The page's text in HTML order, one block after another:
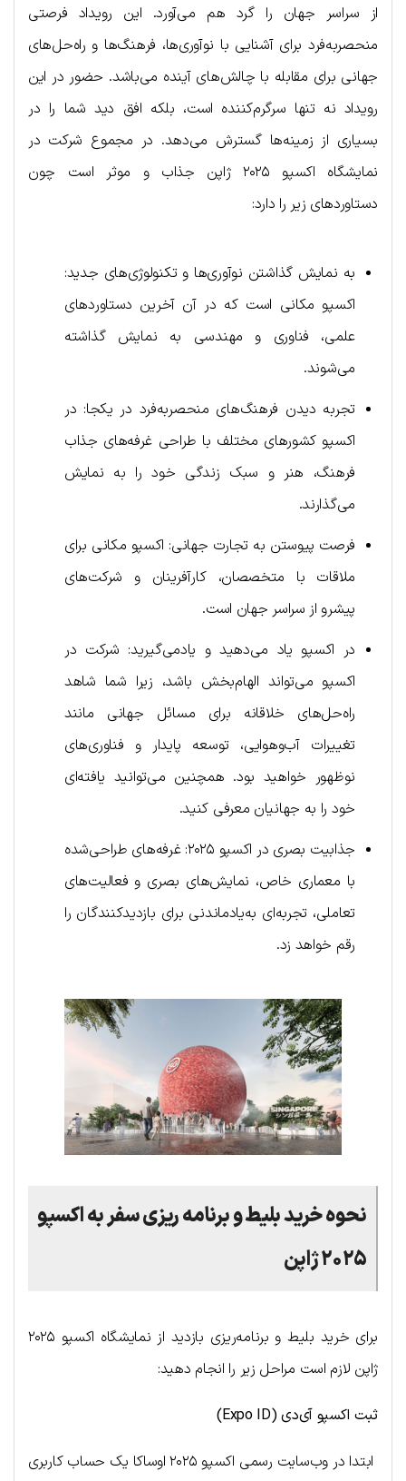
از سراسر جهان را گرد هم می‌آورد. این رویداد فرصتی
منحصربه‌فرد برای آشنایی با نوآوری‌ها، فرهنگ‌ها و راه‌حل‌های
جهانی برای مقابله با چالش‌های آینده می‌باشد. حضور در این
رویداد نه تنها سرگرم‌کننده است، بلکه افق دید شما را در
بسیاری از زمینه‌ها گسترش می‌دهد. در مجموع شرکت در
نمایشگاه اکسپو ۲۰۲۵ ژاپن جذاب و موثر است چون
دستاوردهای زیر را دارد:
به نمایش گذاشتن نوآوری‌ها و تکنولوژی‌های جدید:
اکسپو مکانی است که در آن آخرین دستاوردهای
علمی، فناوری و مهندسی به نمایش گذاشته
می‌شوند.
تجربه دیدن فرهنگ‌های منحصربه‌فرد در یکجا: در
اکسپو کشورهای مختلف با طراحی غرفه‌های جذاب
فرهنگ، هنر و سبک زندگی خود را به نمایش
می‌گذارند.
فرصت‌ پیوستن به تجارت جهانی: اکسپو مکانی برای
ملاقات با متخصصان، کارآفرینان و شرکت‌های
پیشرو از سراسر جهان است.
در اکسپو یاد می‌دهید و یادمی‌گیرید: شرکت در
اکسپو می‌تواند الهام‌بخش باشد، زیرا شما شاهد
راه‌حل‌های خلاقانه برای مسائل جهانی مانند
تغییرات آب‌وهوایی، توسعه پایدار و فناوری‌های
نوظهور خواهید بود. همچنین می‌توانید یافته‌ای
خود را به جهانیان معرفی کنید.
جذابیت بصری در اکسپو ۲۰۲۵: غرفه‌های طراحی‌شده
با معماری خاص، نمایش‌های بصری و فعالیت‌های
تعاملی، تجربه‌ای به‌یادماندنی برای بازدیدکنندگان را
رقم خواهد زد.
نحوه خرید بلیط و برنامه ریزی سفر به اکسپو
۲۰۲۵ ژاپن
برای خرید بلیط و برنامه‌ریزی بازدید از نمایشگاه اکسپو ۲۰۲۵
ژاپن لازم است مراحل زیر را انجام دهید:
ثبت اکسپو آی‌دی (Expo ID
)
ابتدا در وب‌سایت رسمی اکسپو ۲۰۲۵ اوساکا یک حساب کاربری